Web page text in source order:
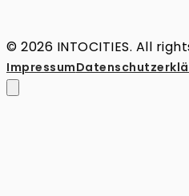
© 2026 INTOCITIES. All
Impressum